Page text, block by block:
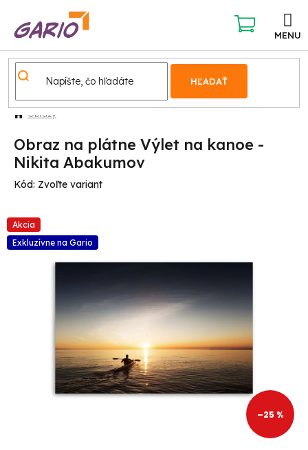
obsah
HĽADAŤ
NÁKUPNÝ
KOŠÍK
Obrazy
Obraz na plátne Výlet na kanoe -
Nikita Abakumov
Kód: Zvoľte variant
Akcia
Exkluzívne na Gario
–25 %